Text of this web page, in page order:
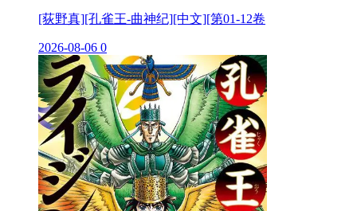
[荻野真][孔雀王-曲神纪][中文][第01-12卷
2026-08-06 0